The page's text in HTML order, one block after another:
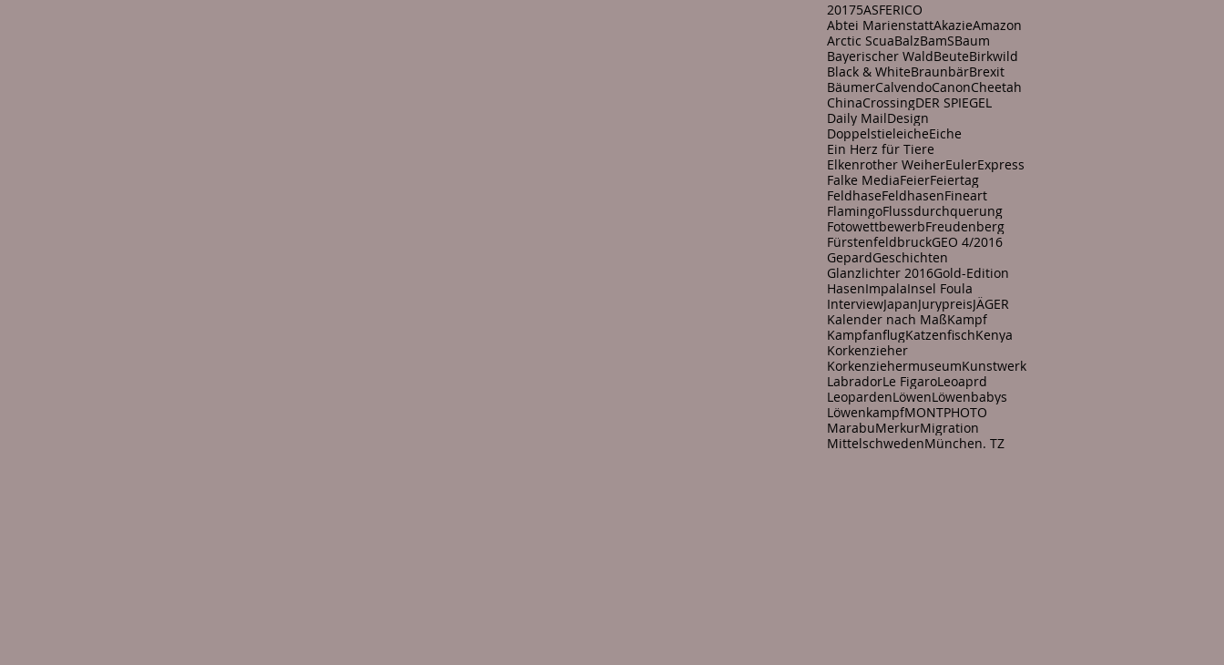
20175ASFERICO
Abtei MarienstattAkazieAmazon
Arctic ScuaBalzBamSBaum
Bayerischer WaldBeuteBirkwild
Black & WhiteBraunbärBrexit
BäumerCalvendoCanonCheetah
ChinaCrossingDER SPIEGEL
Daily MailDesign
DoppelstieleicheEiche
Ein Herz für Tiere
Elkenrother WeiherEulerExpress
Falke MediaFeierFeiertag
FeldhaseFeldhasenFineart
FlamingoFlussdurchquerung
FotowettbewerbFreudenberg
FürstenfeldbruckGEO 4/2016
GepardGeschichten
Glanzlichter 2016Gold-Edition
HasenImpalaInsel Foula
InterviewJapanJurypreisJÄGER
Kalender nach MaßKampf
KampfanflugKatzenfischKenya
Korkenzieher
KorkenziehermuseumKunstwerk
LabradorLe FigaroLeoaprd
LeopardenLöwenLöwenbabys
LöwenkampfMONTPHOTO
MarabuMerkurMigration
MittelschwedenMünchen. TZ